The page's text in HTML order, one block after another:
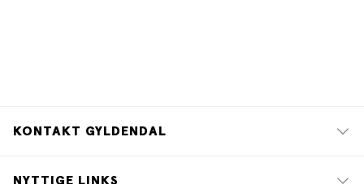
KONTAKT GYLDENDAL
NYTTIGE LINKS